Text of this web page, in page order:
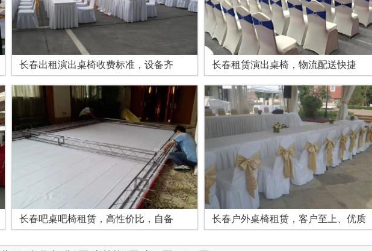
长春出租演出桌椅收费标准，设备齐 长春租赁演出桌椅，物流配送快捷
长春吧桌吧椅租赁，高性价比，自备 长春户外桌椅租赁，客户至上、优质